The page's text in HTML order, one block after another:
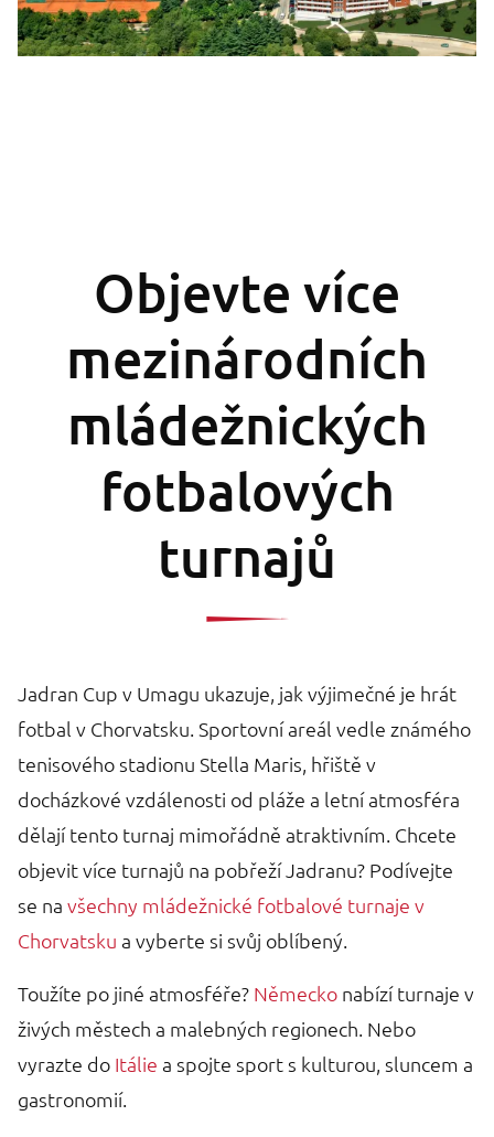
Objevte více
mezinárodních
mládežnických
fotbalových
turnajů
Jadran Cup v Umagu ukazuje, jak výjimečné je hrát
fotbal v Chorvatsku. Sportovní areál vedle známého
tenisového stadionu Stella Maris, hřiště v
docházkové vzdálenosti od pláže a letní atmosféra
dělají tento turnaj mimořádně atraktivním. Chcete
objevit více turnajů na pobřeží Jadranu? Podívejte
se na všechny mládežnické fotbalové turnaje v
Chorvatsku a vyberte si svůj oblíbený.
Toužíte po jiné atmosféře? Německo nabízí turnaje v
živých městech a malebných regionech. Nebo
vyrazte do Itálie a spojte sport s kulturou, sluncem a
gastronomií.